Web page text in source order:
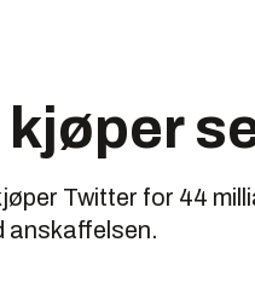
Twitter for 44
anskaffelsen.